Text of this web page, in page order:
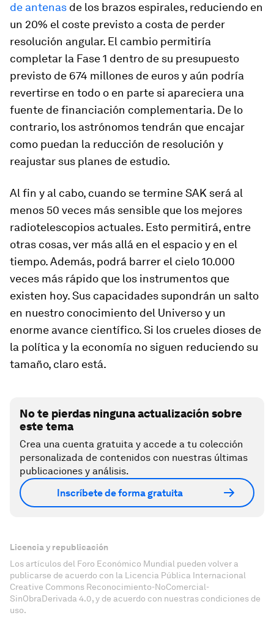
de antenas de los brazos espirales, reduciendo en
un 20% el coste previsto a costa de perder
resolución angular. El cambio permitiría
completar la Fase 1 dentro de su presupuesto
previsto de 674 millones de euros y aún podría
revertirse en todo o en parte si apareciera una
fuente de financiación complementaria. De lo
contrario, los astrónomos tendrán que encajar
como puedan la reducción de resolución y
reajustar sus planes de estudio.
Al fin y al cabo, cuando se termine SAK será al
menos 50 veces más sensible que los mejores
radiotelescopios actuales. Esto permitirá, entre
otras cosas, ver más allá en el espacio y en el
tiempo. Además, podrá barrer el cielo 10.000
veces más rápido que los instrumentos que
existen hoy. Sus capacidades supondrán un salto
en nuestro conocimiento del Universo y un
enorme avance científico. Si los crueles dioses de
la política y la economía no siguen reduciendo su
tamaño, claro está.
No te pierdas ninguna actualización sobre
este tema
Crea una cuenta gratuita y accede a tu colección
personalizada de contenidos con nuestras últimas
publicaciones y análisis.
Inscríbete de forma gratuita
Licencia y republicación
Los artículos del Foro Económico Mundial pueden volver a
publicarse de acuerdo con la Licencia Pública Internacional
Creative Commons Reconocimiento-NoComercial-
SinObraDerivada 4.0, y de acuerdo con nuestras condiciones de
uso.